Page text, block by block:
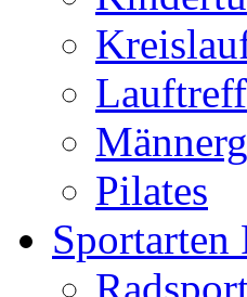
Lauftreff
Pilates
Sportarten